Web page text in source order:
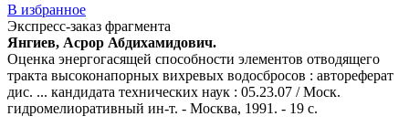
В избранное
Экспресс-заказ фрагмента
Янгиев, Асрор Абдихамидович.
Оценка энергогасящей способности элементов отводящего
тракта высоконапорных вихревых водосбросов : автореферат
дис. ... кандидата технических наук : 05.23.07 / Моск.
гидромелиоративный ин-т. - Москва, 1991. - 19 с.